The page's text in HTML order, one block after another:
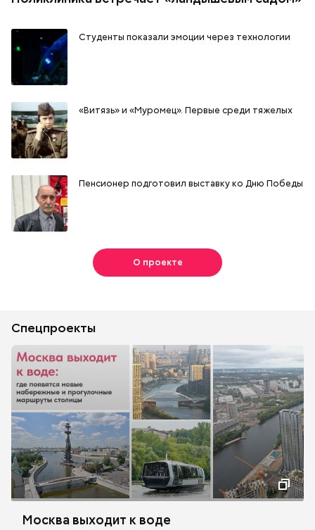
Студенты показали эмоции через технологии
«Витязь» и «Муромец». Первые среди тяжелых
Пенсионер подготовил выставку ко Дню Победы
О проекте
Спецпроекты
Москва выходит к воде